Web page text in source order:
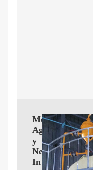
Mercados
Agropecuarios
y
Negociaciones
Internacionales